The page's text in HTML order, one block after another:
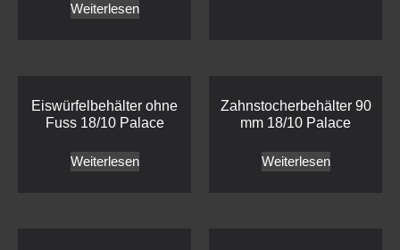
Weiterlesen
Eiswürfelbehälter ohne
Fuss 18/10 Palace
Weiterlesen
Zahnstocherbehälter 90
mm 18/10 Palace
Weiterlesen